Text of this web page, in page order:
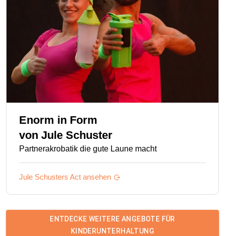
Enorm in Form
von Jule Schuster
Partnerakrobatik die gute Laune macht
Jule Schusters Act ansehen
ENTDECKE WEITERE ANGEBOTE FÜR
KINDERUNTERHALTUNG